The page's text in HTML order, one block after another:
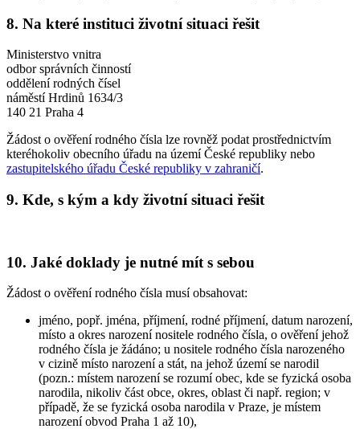
8. Na které instituci životní situaci řešit
Ministerstvo vnitra
odbor správních činností
oddělení rodných čísel
náměstí Hrdinů 1634/3
140 21 Praha 4
Žádost o ověření rodného čísla lze rovněž podat prostřednictvím
kteréhokoliv obecního úřadu na území České republiky nebo
zastupitelského úřadu České republiky v zahraničí.
9. Kde, s kým a kdy životní situaci řešit
10. Jaké doklady je nutné mít s sebou
Žádost o ověření rodného čísla musí obsahovat:
jméno, popř. jména, příjmení, rodné příjmení, datum narození,
místo a okres narození nositele rodného čísla, o ověření jehož
rodného čísla je žádáno; u nositele rodného čísla narozeného
v cizině místo narození a stát, na jehož území se narodil
(pozn.: místem narození se rozumí obec, kde se fyzická osoba
narodila, nikoliv část obce, okres, oblast či např. region; v
případě, že se fyzická osoba narodila v Praze, je místem
narození obvod Praha 1 až 10),